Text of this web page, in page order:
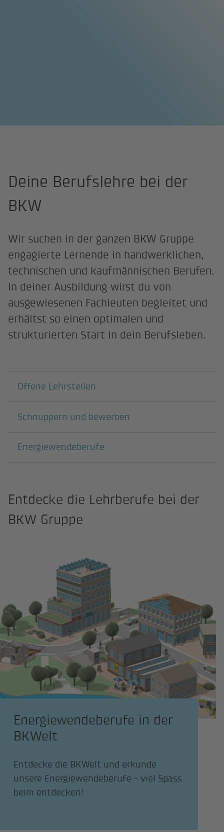
Deine Berufslehre bei der
BKW
Wir suchen in der ganzen BKW Gruppe
engagierte Lernende in handwerklichen,
technischen und kaufmännischen Berufen.
In deiner Ausbildung wirst du von
ausgewiesenen Fachleuten begleitet und
erhältst so einen optimalen und
strukturierten Start in dein Berufsleben.
Darunterliegende Seiten
Offene Lehrstellen
Schnuppern und bewerben
Energiewendeberufe
Entdecke die Lehrberufe bei der
BKW Gruppe
Energiewendeberufe in der
BKWelt
Entdecke die BKWelt und erkunde
unsere Energiewendeberufe - viel Spass
beim entdecken!